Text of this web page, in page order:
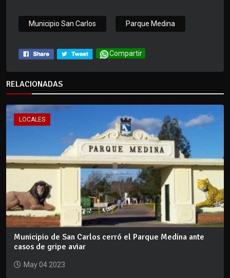
Municipio San Carlos Parque Medina
Compartir
RELACIONADAS
LOCALES
Municipio de San Carlos cerró el Parque Medina ante
casos de gripe aviar
May 04 2023